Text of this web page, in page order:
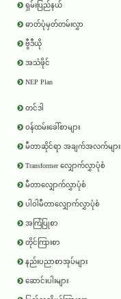
ရှမ်းပြည်နယ်
ဓာတ်ပုံမှတ်တမ်းလွှာ
ဗွီဒီယို
အသံဖိုင်
NEP Plan
တင်ဒါ
ဝန်ထမ်းခေါ်စာများ
မီတာဆိုင်ရာ အချက်အလက်များ
Transformer လျှောက်လွှာပုံစံ
မီတာလျှောက်လွှာပုံစံ
ပါဝါမီတာလျှောက်လွှာပုံစံ
အကြံပြုစာ
တိုင်ကြားစာ
နည်းပညာစာအုပ်များ
ဆောင်းပါးများ